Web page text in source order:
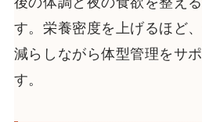
す。栄養密度を上げるほど
減らしながら体型管理をサ
す。